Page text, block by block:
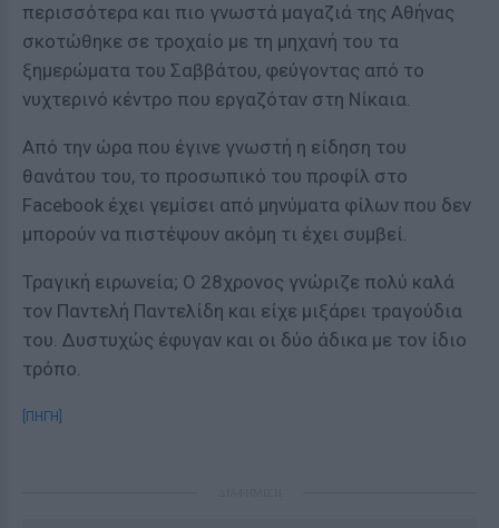
περισσότερα και πιο γνωστά μαγαζιά της Αθήνας
σκοτώθηκε σε τροχαίο με τη μηχανή του τα
ξημερώματα του Σαββάτου, φεύγοντας από το
νυχτερινό κέντρο που εργαζόταν στη Νίκαια.
Από την ώρα που έγινε γνωστή η είδηση του
θανάτου του, το προσωπικό του προφίλ στο
Facebook έχει γεμίσει από μηνύματα φίλων που δεν
μπορούν να πιστέψουν ακόμη τι έχει συμβεί.
Τραγική ειρωνεία; Ο 28χρονος γνώριζε πολύ καλά
τον Παντελή Παντελίδη και είχε μιξάρει τραγούδια
του. Δυστυχώς έφυγαν και οι δύο άδικα με τoν ίδιο
τρόπο.
[ΠΗΓΗ]